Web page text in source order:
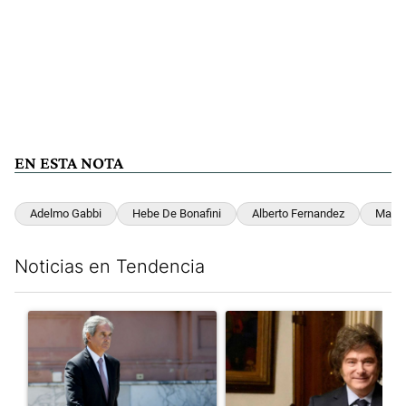
EN ESTA NOTA
Adelmo Gabbi Hebe De Bonafini Alberto Fernandez
Noticias en Tendencia
Un artículo de tendencia con el título "Las inconsistencias de
Un artículo de tendencia con